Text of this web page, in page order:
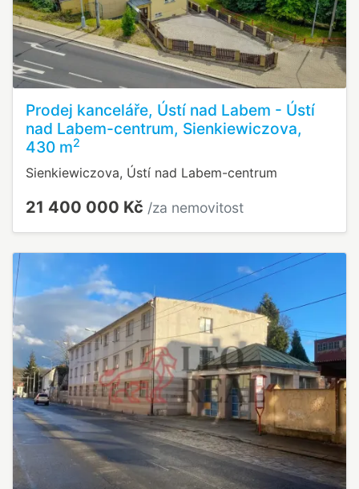
Prodej kanceláře, Ústí nad Labem - Ústí
nad Labem-centrum, Sienkiewiczova,
430 m2
Sienkiewiczova, Ústí nad Labem-centrum
21 400 000 Kč /za nemovitost